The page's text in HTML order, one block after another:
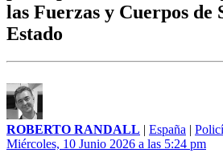
las Fuerzas y Cuerpos de
Estado
ROBERTO RANDALL | España |
Miércoles, 10 Junio 2026 a las 5:24 pm